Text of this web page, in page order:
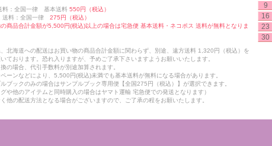
料：全国一律 基本送料 550円（税込）
送料：全国一律 275円（税込）
商品合計金額が5,500円(税込)以上の場合は宅急便 基本送料・ネコポス 送料が無料となりま
北海道への配送はお買い物の商品合計金額に関わらず、別途、遠方送料 1,320円（税込）を
いております。恐れ入りますが、予めご了承下さいますようお願いいたします。
の場合、代引手数料が別途加算されます。
ーンなどにより、5,500円(税込)未満でも基本送料が無料になる場合があります。
ブックのみの場合はサンプルブック専用便【全国275円（税込）】が選択できます。
グや他のアイテムと同時購入の場合はヤマト運輸 宅急便での発送となります）
他の配送方法となる場合がございますので、ご了承の程をお願いたします。
9
16
23
30